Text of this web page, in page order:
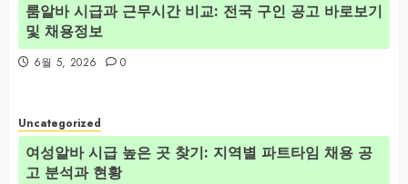
룸알바 시급과 근무시간 비교: 전국 구인 공고 바로보기
및 채용정보
6월 5, 2026 0
Uncategorized
여성알바 시급 높은 곳 찾기: 지역별 파트타임 채용 공
고 분석과 현황